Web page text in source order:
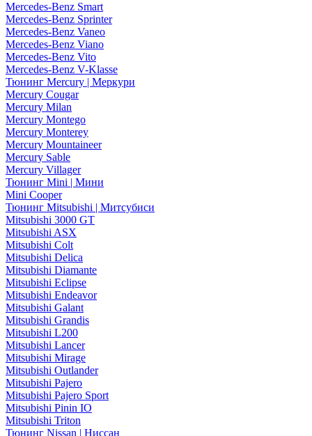
Mercedes-Benz Smart
Mercedes-Benz Sprinter
Mercedes-Benz Vaneo
Mercedes-Benz Viano
Mercedes-Benz Vito
Mercedes-Benz V-Klasse
Тюнинг Mercury | Меркури
Mercury Cougar
Mercury Milan
Mercury Montego
Mercury Monterey
Mercury Mountaineer
Mercury Sable
Mercury Villager
Тюнинг Mini | Мини
Mini Cooper
Тюнинг Mitsubishi | Митсубиси
Mitsubishi 3000 GT
Mitsubishi ASX
Mitsubishi Colt
Mitsubishi Delica
Mitsubishi Diamante
Mitsubishi Eclipse
Mitsubishi Endeavor
Mitsubishi Galant
Mitsubishi Grandis
Mitsubishi L200
Mitsubishi Lancer
Mitsubishi Mirage
Mitsubishi Outlander
Mitsubishi Pajero
Mitsubishi Pajero Sport
Mitsubishi Pinin IO
Mitsubishi Triton
Тюнинг Nissan | Ниссан